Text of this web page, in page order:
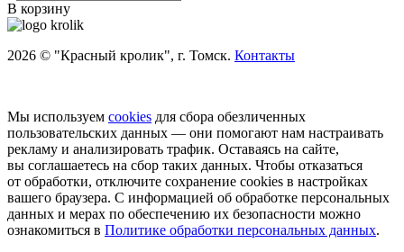
В корзину
2026 © "Красный кролик", г. Томск. Контакты
Мы используем cookies для сбора обезличенных
пользовательских данных — они помогают нам настраивать
рекламу и анализировать трафик. Оставаясь на сайте,
вы соглашаетесь на сбор таких данных. Чтобы отказаться
от обработки, отключите сохранение cookies в настройках
вашего браузера. С информацией об обработке персональных
данных и мерах по обеспечению их безопасности можно
ознакомиться в Политике обработки персональных данных.